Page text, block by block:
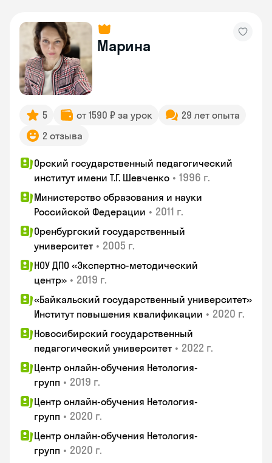
Марина
5 от 1590 ₽ за урок
29 лет опыта
2 отзыва
Орский государственный педагогический
институт имени Т.Г. Шевченко • 1996 г.
Министерство образования и науки
Российской Федерации • 2011 г.
Оренбургский государственный
университет • 2005 г.
НОУ ДПО «Экспертно-методический
центр» • 2019 г.
«Байкальский государственный университет»
Институт повышения квалификации • 2020 г.
Новосибирский государственный
педагогический университет • 2022 г.
Центр онлайн-обучения Нетология-
групп • 2019 г.
Центр онлайн-обучения Нетология-
групп • 2020 г.
Центр онлайн-обучения Нетология-
групп • 2020 г.